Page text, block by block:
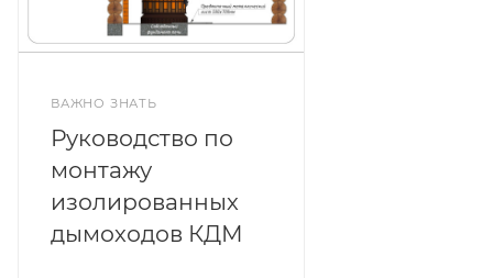
ВАЖНО ЗНАТЬ
Руководство по
монтажу
изолированных
дымоходов КДМ